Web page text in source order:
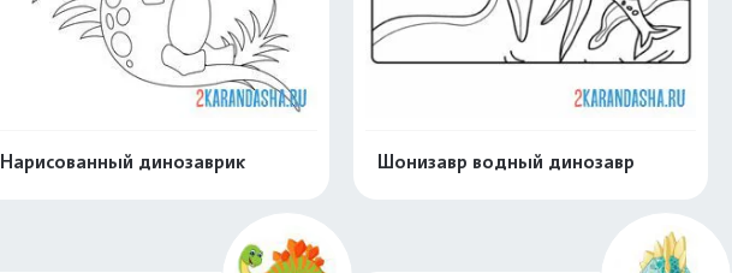
Нарисованный динозаврик
Распечатать и скачать
Шонизавр водный динозавр